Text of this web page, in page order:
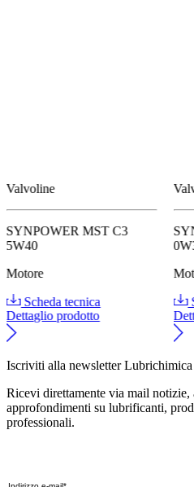
Valvoline
SYNPOWER MST C3
5W40
Motore
Scheda tecnica
Dettaglio prodotto
Iscriviti alla newsletter Lubrichimica
Ricevi direttamente via mail notizie,
approfondimenti su lubrificanti,
professionali.